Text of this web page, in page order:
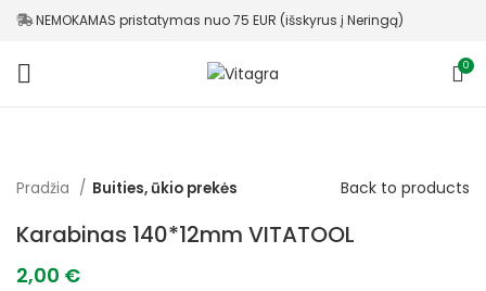
NEMOKAMAS pristatymas nuo 75 EUR (išskyrus į Neringą)
0
Pradžia Buities, ūkio prekės Back to products
Karabinas 140*12mm VITATOOL
2,00 €